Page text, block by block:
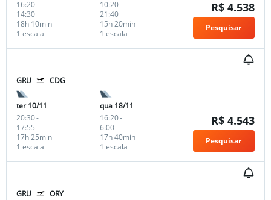
16:20-
14:30
1 escala
18h 10min
10:20-
21:40
1 escala
15h 20min
R$ 4.538
Pesquisar
GRU CDG
ter 10/11
20:30-
17:55
1 escala
17h 25min
qua 18/11
16:20-
6:00
1 escala
17h 40min
R$ 4.543
Pesquisar
GRU ORY